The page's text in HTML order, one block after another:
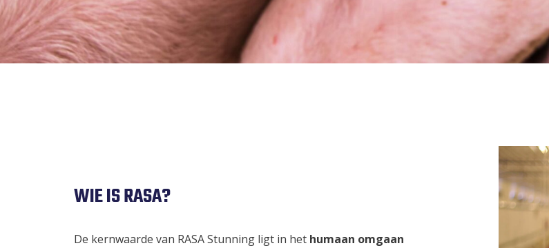
WIE IS RASA?
De kernwaarde van RASA Stunning ligt in het humaan omgaan